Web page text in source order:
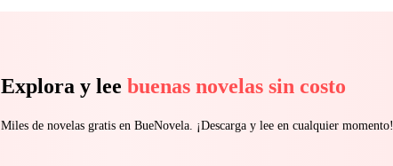
Explora y lee buenas novelas sin costo
Miles de novelas gratis en BueNovela. ¡Descarga y lee en cualquier momento!